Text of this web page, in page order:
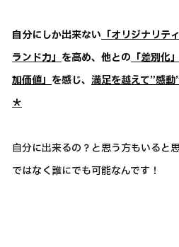
自分にしか出来ない 「オリジナリティ
ランド力」 を高め、他との 「差別化」
加価値」 を感じ、 満足を越えて”感
＊
自分に出来るの？と思う方もいると
ではなく誰にでも可能なんです！